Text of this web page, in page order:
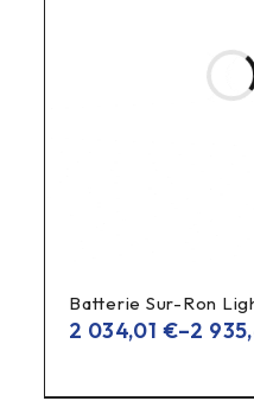
Ar pripūtimo metu
Batterie Sur-Ron
2 034,01 €–2